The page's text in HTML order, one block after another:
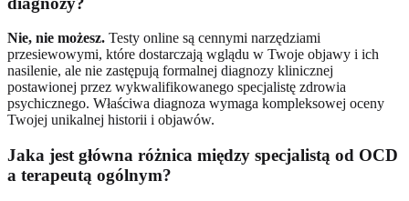
Nie, nie możesz. Testy online są cennymi narzędziami
przesiewowymi, które dostarczają wglądu w Twoje objawy i ich
nasilenie, ale nie zastępują formalnej diagnozy klinicznej
postawionej przez wykwalifikowanego specjalistę zdrowia
psychicznego. Właściwa diagnoza wymaga kompleksowej oceny
Twojej unikalnej historii i objawów.
Jaka jest główna różnica między specjalistą od OCD
a terapeutą ogólnym?